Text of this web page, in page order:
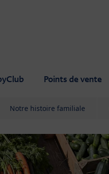
Points de vente
Notre histoire familiale